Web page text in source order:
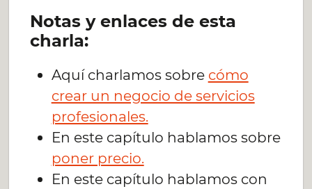
Notas y enlaces de esta
charla:
Aquí charlamos sobre cómo
crear un negocio de servicios
profesionales.
En este capítulo hablamos sobre
poner precio.
En este capítulo hablamos con